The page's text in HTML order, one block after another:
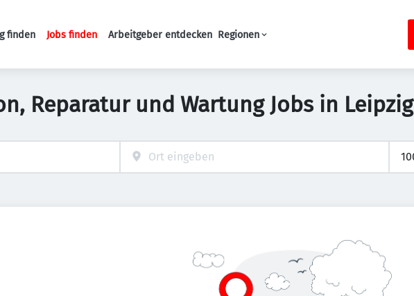
Haupt-Navigation
finden Jobs finden Arbeitgeber entdecken Regionen
Reparatur und Wartung Jobs in Leipzig